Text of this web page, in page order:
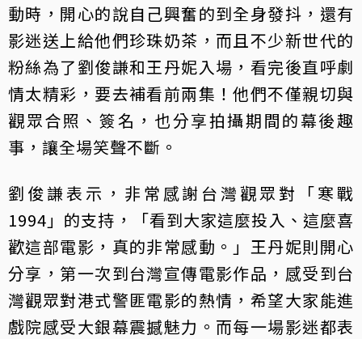
動時，開心的說自己興奮的到全身發抖，還有
影迷送上給他們珍珠奶茶，而且不少新世代的
粉絲為了劉俊謙和王丹妮入場，看完後直呼劇
情太精彩，要去補看前兩集！他們不僅親切與
觀眾合照、簽名，也分享拍攝期間的幕後趣
事，讓全場笑聲不斷。
劉俊謙表示，非常感謝台灣觀眾對「寒戰
1994」的支持，「看到大家這麼投入、這麼喜
歡這部電影，真的非常感動。」王丹妮則開心
分享，第一次到台灣宣傳電影作品，感受到台
灣觀眾對港式警匪電影的熱情，希望大家能進
戲院感受大銀幕震撼魅力。而每一場影迷都表